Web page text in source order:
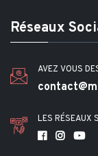
Réseaux
AVEZ VOUS
LES RÉSEAUX